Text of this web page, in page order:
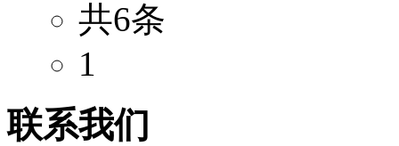
共6条
1
联系我们